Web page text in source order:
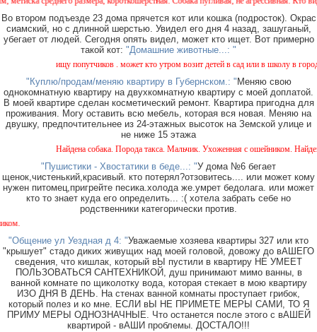
Во втором подъезде 23 дома прячется кот или кошка (подросток). Окрас
сиамский, но с длинной шерстью. Увидел его дня 4 назад, зашуганый,
убегает от людей. Сегодня опять видел, может кто ищет. Вот примерно
такой кот: "Домашние животные...: "
ищу попутчиков . может кто утром возит детей в сад или в школу в город ?
"Куплю/продам/меняю квартиру в Губернском.: " Меняю свою
однокомнатную квартиру на двухкомнатную квартиру с моей доплатой.
В моей квартире сделан косметический ремонт. Квартира пригодна для
проживания. Могу оставить всю мебель, которая вся новая. Меняю на
двушку, предпочтительнее из 24-этажных высоток на Земской улице и
не ниже 15 этажа
Найдена собака. Порода такса. Мальчик. Ухоженная с ошейником. Найдена в
"Пушистики - Хвостатики в беде...: "У дома №6 бегает
щенок,чистенький,красивый. кто потерял?отзовитесь.... или может кому
нужен питомец,пригрейте песика.холода же.умрет бедолага. или может
кто то знает куда его определить... :( хотела забрать себе но
родственники категорически против.
"Общение ул Уездная д 4: "Уважаемые хозяева квартиры 327 или кто
"крышует" стадо диких живущих над моей головой, довожу до вАШЕГО
сведения, что кишлак, который вЫ пустили в квартиру НЕ УМЕЕТ
ПОЛЬЗОВАТЬСЯ САНТЕХНИКОЙ, душ принимают мимо ванны, в
ванной комнате по щиколотку вода, которая стекает в мою квартиру
ИЗО ДНЯ В ДЕНЬ. На стенах ванной комнаты проступает грибок,
который полез и ко мне. ЕСЛИ вЫ НЕ ПРИМЕТЕ МЕРЫ САМИ, ТО Я
ПРИМУ МЕРЫ ОДНОЗНАЧНЫЕ. Что останется после этого с вАШЕЙ
квартирой - вАШИ проблемы. ДОСТАЛО!!!